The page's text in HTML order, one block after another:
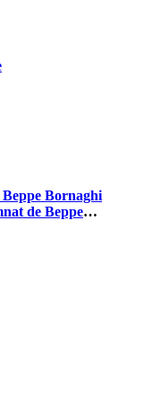
Bornaghi
Beppe